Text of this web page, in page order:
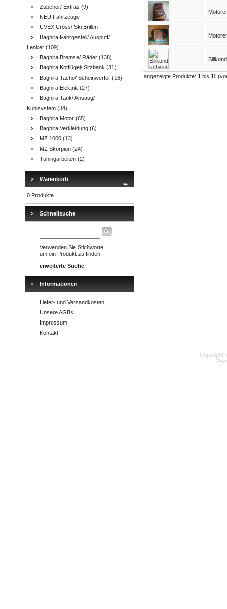
Zubehör/ Extras (9)
NEU Fahrzeuge
UVEX Cross/ Ski Brillen
Baghira Fahrgestell/ Auspuff/
Lenker (109)
Baghira Bremse/ Räder (138)
Baghira Kotflügel/ Sitzbank (31)
Baghira Tacho/ Scheinwerfer (16)
Baghira Elektrik (27)
Baghira Tank/ Ansaug/
Kühlsystem (34)
Baghira Motor (65)
Baghira Verkleidung (6)
MZ 1000 (13)
MZ Skorpion (24)
Tuningarbeiten (2)
Warenkorb
0 Produkte
Schnellsuche
Verwenden Sie Stichworte,
um ein Produkt zu finden.
erweiterte Suche
Informationen
Liefer- und Versandkosten
Unsere AGBs
Impressum
Kontakt
angezeigte Produkte: 1 bis 11
Copyright